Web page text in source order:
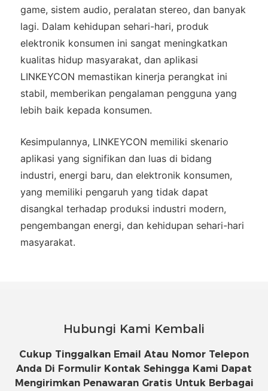
game, sistem audio, peralatan stereo, dan banyak
lagi. Dalam kehidupan sehari-hari, produk
elektronik konsumen ini sangat meningkatkan
kualitas hidup masyarakat, dan aplikasi
LINKEYCON memastikan kinerja perangkat ini
stabil, memberikan pengalaman pengguna yang
lebih baik kepada konsumen.
Kesimpulannya, LINKEYCON memiliki skenario
aplikasi yang signifikan dan luas di bidang
industri, energi baru, dan elektronik konsumen,
yang memiliki pengaruh yang tidak dapat
disangkal terhadap produksi industri modern,
pengembangan energi, dan kehidupan sehari-hari
masyarakat.
Hubungi Kami Kembali
Cukup Tinggalkan Email Atau Nomor Telepon
Anda Di Formulir Kontak Sehingga Kami Dapat
Mengirimkan Penawaran Gratis Untuk Berbagai